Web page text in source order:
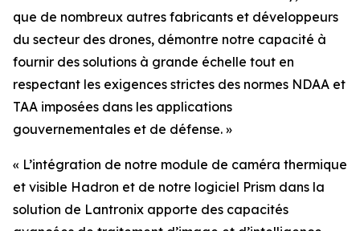
que de nombreux autres fabricants et développeurs
du secteur des drones, démontre notre capacité à
fournir des solutions à grande échelle tout en
respectant les exigences strictes des normes NDAA et
TAA imposées dans les applications
gouvernementales et de défense. »
« L’intégration de notre module de caméra thermique
et visible Hadron et de notre logiciel Prism dans la
solution de Lantronix apporte des capacités